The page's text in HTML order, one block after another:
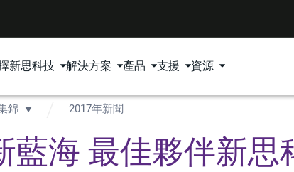
新思科技 解決方案 產品 支援 資源
錦 2017年新聞
藍海 最佳夥伴新思